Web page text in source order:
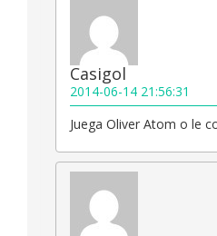
Casigol
2014-06-14 21:56:31
Juega Oliver Atom o le